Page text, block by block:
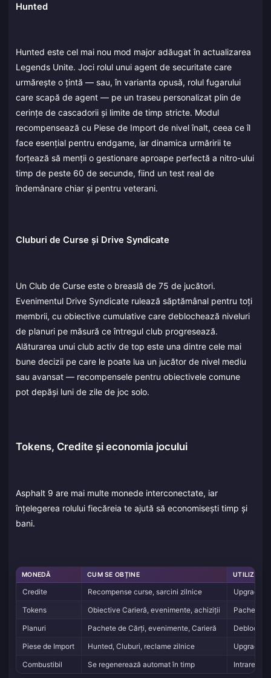
Hunted
Hunted este cel mai nou mod major adăugat în actualizarea
Legends Unite. Joci rolul unui agent de securitate care
urmărește o țintă — sau, în varianta opusă, rolul fugarului
care scapă de agent — pe un traseu personalizat plin de
cerințe de cascadorii și limite de timp stricte. Modul
recompensează cu Piese de Import de nivel înalt, ceea ce îl
face esențial pentru endgame, iar dinamica urmăririi te
forțează să menții o gestionare aproape perfectă a nitro-ului
timp de peste 60 de secunde, fiind un test real de
îndemânare chiar și pentru veterani.
Cluburi de Curse și Drive Syndicate
Un Club de Curse este o breaslă de 75 de jucători.
Evenimentul Drive Syndicate rulează săptămânal pentru toți
membrii, cu obiective cumulative care deblochează niveluri
de planuri pe măsură ce întregul club progresează.
Alăturarea unui club activ de top este una dintre cele mai
bune decizii pe care le poate lua un jucător de nivel mediu
sau avansat — recompensele pentru obiectivele comune
pot depăși luni de zile de joc solo.
Tokens, Credite și economia jocului
Asphalt 9 are mai multe monede interconectate, iar
înțelegerea rolului fiecăreia te ajută să economisești timp și
bani.
MONEDĂ CUM SE OBȚINE UTILIZARE
Credite Recompense curse, sarcini zilnice
Upgrade-
Tokens
Obiective Carieră, evenimente, achiziții
Pachete
Planuri
Pachete de Cărți, evenimente, Carieră
Piese de Import
Hunted, Cluburi, reclame zilnice
Upgrade-
Combustibil
Se regenerează automat în timp Intrarea în